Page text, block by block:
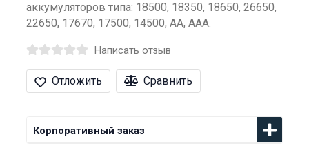
аккумуляторов типа: 18500, 18350, 18650, 26650,
22650, 17670, 17500, 14500, АA, ААА.
Написать отзыв
Отложить Сравнить
Корпоративный заказ